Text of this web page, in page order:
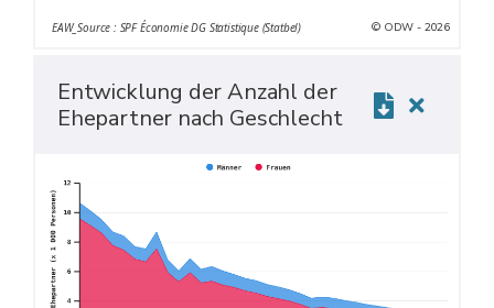
EAW_Source : SPF Économie DG Statistique (Statbel) © ODW - 2026
Entwicklung der Anzahl der
Ehepartner nach Geschlecht